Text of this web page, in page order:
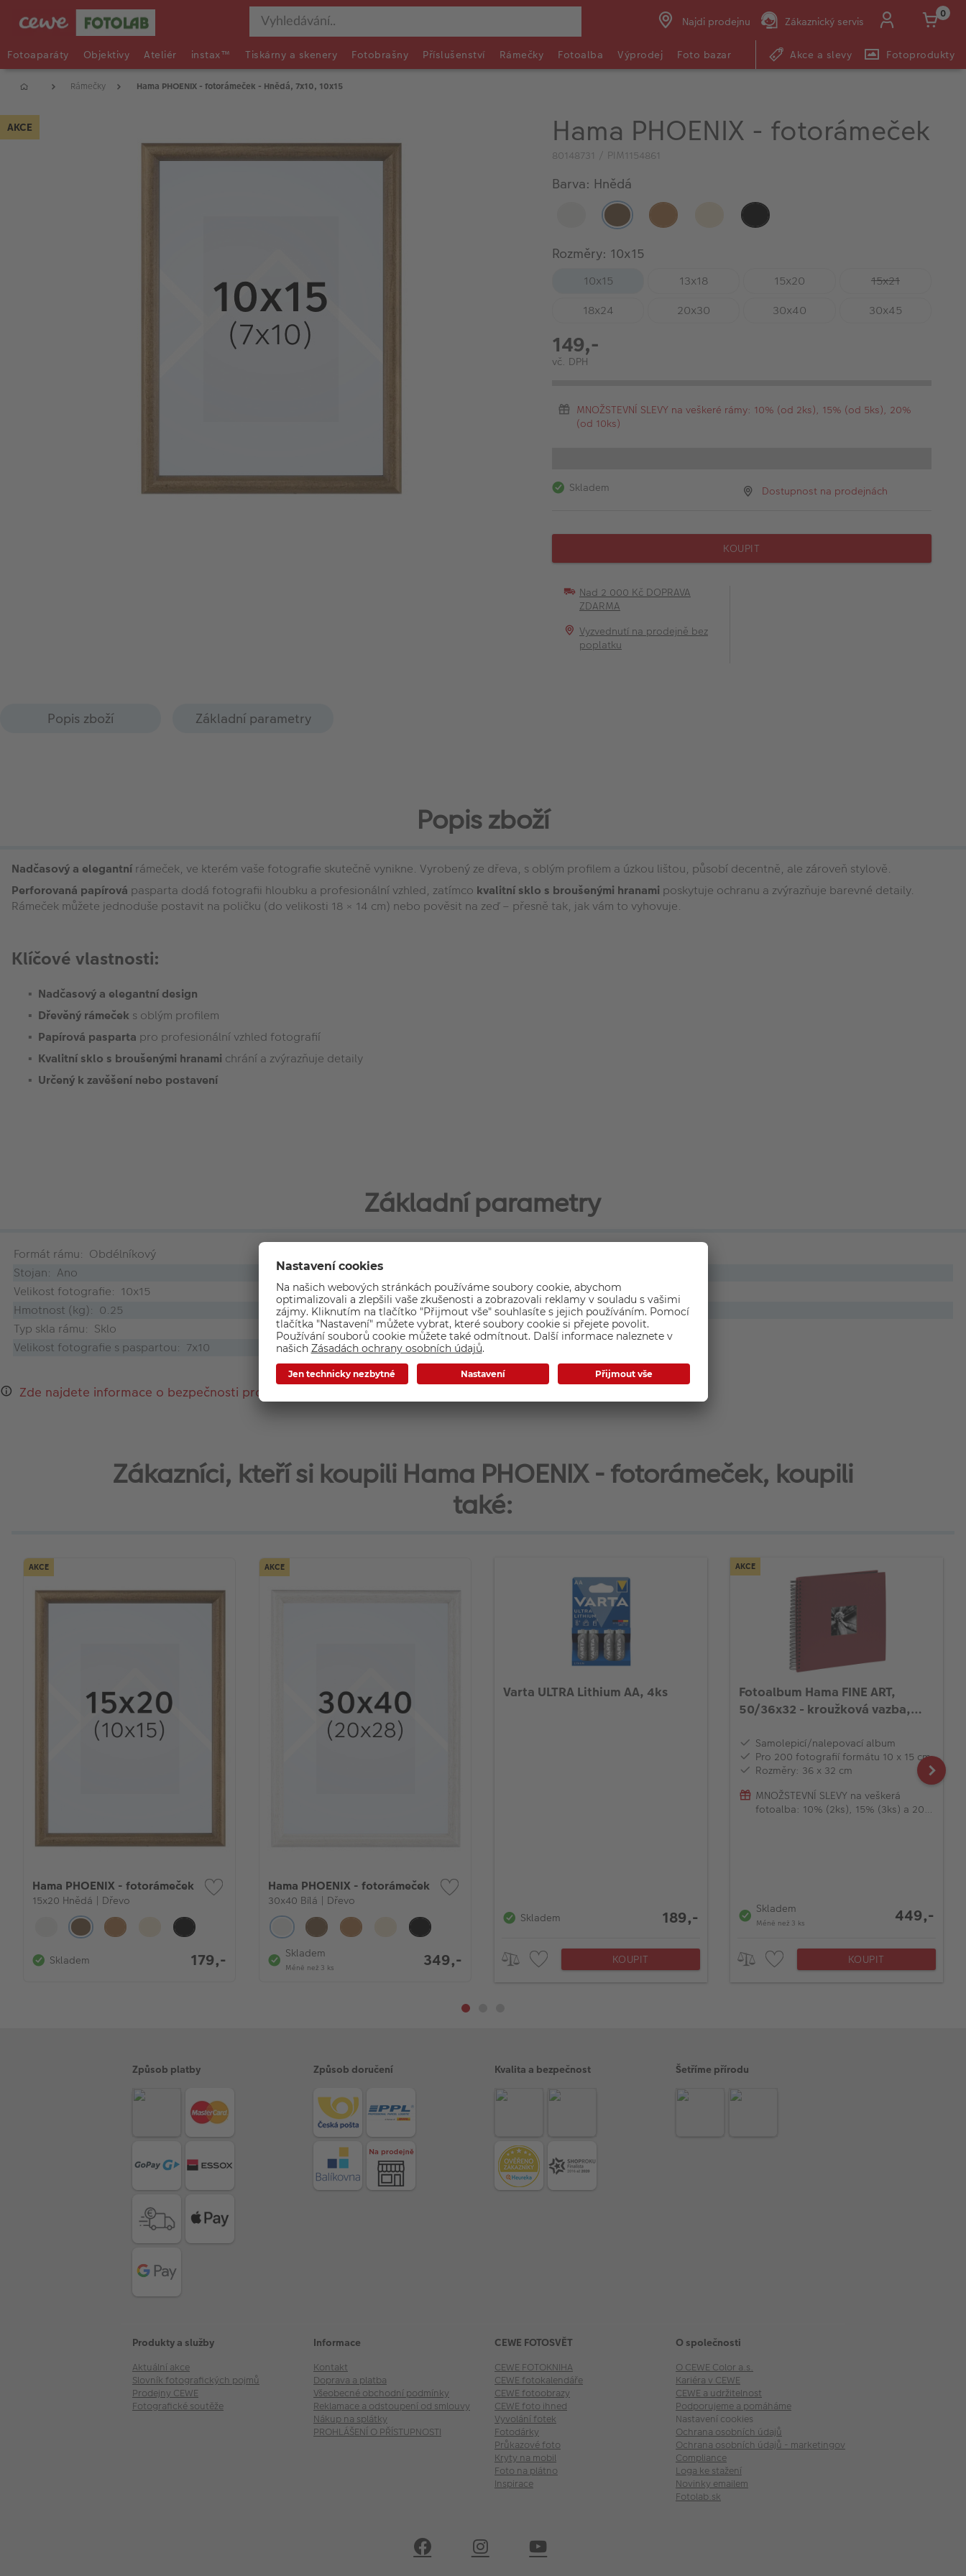
Najdi prodejnu Zákaznický servis
0
Fotoaparáty Objektivy Ateliér instax™ Tiskárny a skenery Fotobrašny Příslušenství Rámečky Fotoalba Výprodej Foto bazar Akce a slevy Fotoprodukty
Rámečky Hama PHOENIX - fotorámeček - Hnědá, 7x10, 10x15
AKCE Hama PHOENIX - fotorámeček
80148731 / PIM1154861
Barva: Hnědá
Rozměry: 10x15
10x15 13x18 15x20
15x21
18x24
20x30 30x40 30x45
149,-
vč. DPH
MNOŽSTEVNÍ SLEVY na veškeré rámy: 10% (od 2ks), 15% (od 5ks), 20%
(od 10ks)
Skladem Dostupnost na prodejnách
KOUPIT
Nad 2 000 Kč DOPRAVA
ZDARMA
Vyzvednutí na prodejně bez
poplatku
Popis zboží Základní parametry
Popis zboží
Nadčasový a elegantní rámeček, ve kterém vaše fotografie skutečně vynikne. Vyrobený ze dřeva, s oblým profilem a úzkou lištou, působí decentně, ale zároveň stylově.
Perforovaná papírová pasparta dodá fotografii hloubku a profesionální vzhled, zatímco kvalitní sklo s broušenými hranami poskytuje ochranu a zvýrazňuje barevné detaily.
Rámeček můžete jednoduše postavit na poličku (do velikosti 18 × 14 cm) nebo pověsit na zeď – přesně tak, jak vám to vyhovuje.
Klíčové vlastnosti:
Nadčasový a elegantní design
Dřevěný rámeček s oblým profilem
Papírová pasparta pro profesionální vzhled fotografií
Kvalitní sklo s broušenými hranami chrání a zvýrazňuje detaily
Určený k zavěšení nebo postavení
Základní parametry
Formát rámu: Obdélníkový
Stojan: Ano
Velikost fotografie: 10x15
Značka: Hama
Hmotnost (kg): 0.25
Materiál rámu: Dřevo
Typ skla rámu: Sklo
Barva rámu: Hnědá
Velikost fotografie s paspartou: 7x10
Zde najdete informace o bezpečnosti produktu a kontakty na výrobce
Zákazníci, kteří si koupili Hama PHOENIX - fotorámeček, koupili
také:
AKCE
Hama PHOENIX - fotorámeček
15x20 Hnědá | Dřevo
Skladem 179,-
AKCE
Hama PHOENIX - fotorámeček
30x40 Bílá | Dřevo
Skladem
Méně než 3 ks 349,-
Varta ULTRA Lithium AA, 4ks
Skladem 189,-
KOUPIT
AKCE
Fotoalbum Hama FINE ART,
50/36x32 - kroužková vazba,
Samolepicí/nalepovací album
Pro 200 fotografií formátu 10 x 15 cm
Rozměry: 36 x 32 cm
MNOŽSTEVNÍ SLEVY na veškerá
fotoalba: 10% (2ks), 15% (3ks) a 20%
Skladem
Méně než 3 ks 449,-
KOUPIT
Způsob platby Způsob doručení Kvalita a bezpečnost Šetříme přírodu
Produkty a služby
Aktuální akce
Slovník fotografických pojmů
Prodejny CEWE
Fotografické soutěže
Informace
Kontakt
Doprava a platba
Všeobecné obchodní podmínky
Reklamace a odstoupení od smlouvy
Nákup na splátky
PROHLÁŠENÍ O PŘÍSTUPNOSTI
CEWE FOTOSVĚT
CEWE FOTOKNIHA
CEWE fotokalendáře
CEWE fotoobrazy
CEWE foto ihned
Vyvolání fotek
Fotodárky
Průkazové foto
Kryty na mobil
Foto na plátno
Inspirace
O společnosti
O CEWE Color a.s.
Kariéra v CEWE
CEWE a udržitelnost
Podporujeme a pomáháme
Nastavení cookies
Ochrana osobních údajů
Ochrana osobních údajů - marketingové akce
Compliance
Loga ke stažení
Novinky emailem
Fotolab.sk